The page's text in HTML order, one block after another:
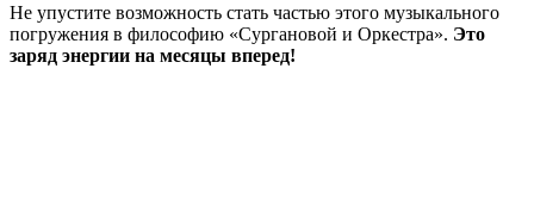
Не упустите возможность стать частью этого музыкального
погружения в философию «Сургановой и Оркестра». Это
заряд энергии на месяцы вперед!